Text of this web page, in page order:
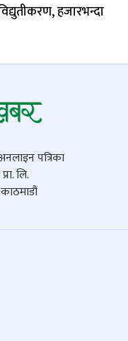
हजारभन्दा
पत्रिका
लि.